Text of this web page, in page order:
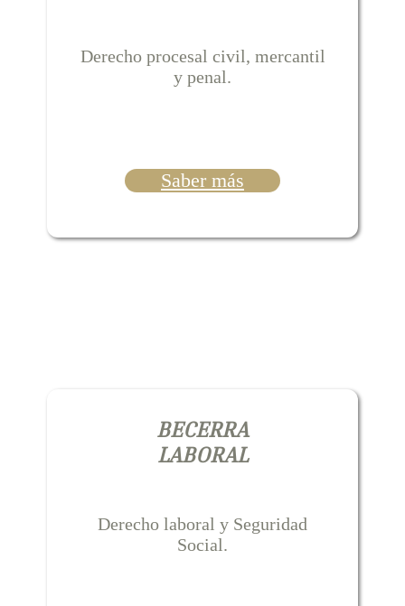
Derecho procesal civil, mercantil
y penal.
Saber más
BECERRA
LABORAL
Derecho laboral y Seguridad
Social.